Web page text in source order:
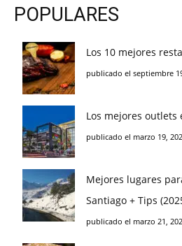
POPULARES
Los 10 mejores
publicado el septiembre
Los mejores outlets
publicado el marzo 19,
Mejores lugares
Santiago + Tips
publicado el marzo 21,